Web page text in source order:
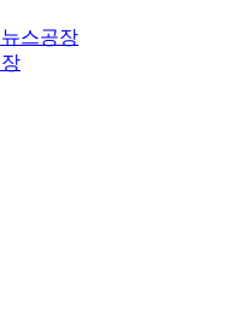
스공장